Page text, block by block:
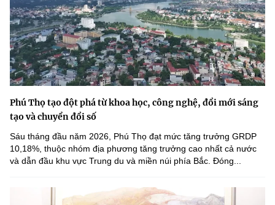
Phú Thọ tạo đột phá từ khoa học, công nghệ, đổi mới sáng
tạo và chuyển đổi số
Sáu tháng đầu năm 2026, Phú Thọ đạt mức tăng trưởng GRDP
10,18%, thuộc nhóm địa phương tăng trưởng cao nhất cả nước
và dẫn đầu khu vực Trung du và miền núi phía Bắc. Đóng...